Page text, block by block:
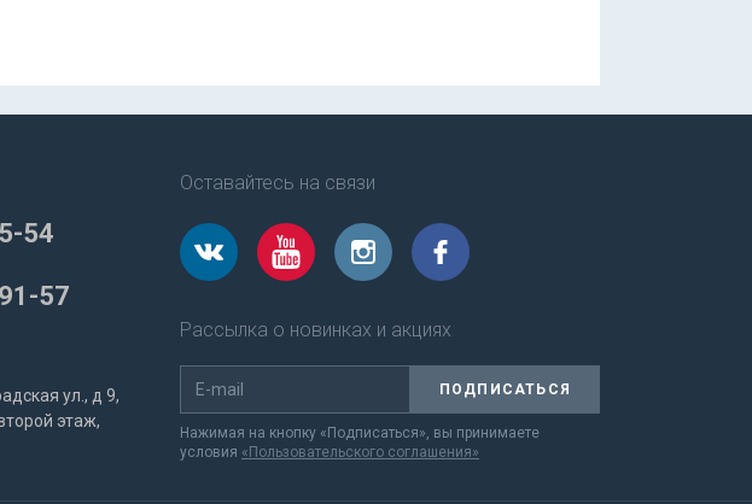
54
57
ул., д 9,
этаж,
Оставайтесь на связи
Рассылка о новинках и акциях
ПОДПИСАТЬСЯ
Нажимая на кнопку «Подписаться», вы принимаете
условия «Пользовательского соглашения»